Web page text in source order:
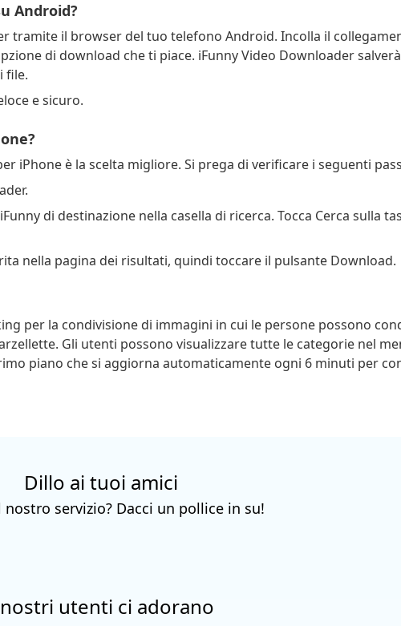
Android?
tramite il browser del tuo telefono Android. Incolla il
di download che ti piace. iFunny Video Downloader salverà
file.
e sicuro.
iPhone è la scelta migliore. Si prega di verificare i seguenti
di destinazione nella casella di ricerca. Tocca Cerca sulla
nella pagina dei risultati, quindi toccare il pulsante Download.
per la condivisione di immagini in cui le persone possono
Gli utenti possono visualizzare tutte le categorie nel
piano che si aggiorna automaticamente ogni 6 minuti per
Dillo ai tuoi amici
nostro servizio? Dacci un pollice in su!
utenti ci adorano